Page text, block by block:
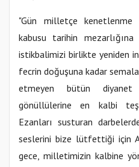
"Gün milletçe kenetlenme
kabusu tarihin
istikbalimizi birlikte yeniden
fecrin doğuşuna kadar
etmeyen bütün
gönüllülerine en kalbi
Ezanları susturan
seslerini bize lütfettiği için
gece, milletimizin kalbine